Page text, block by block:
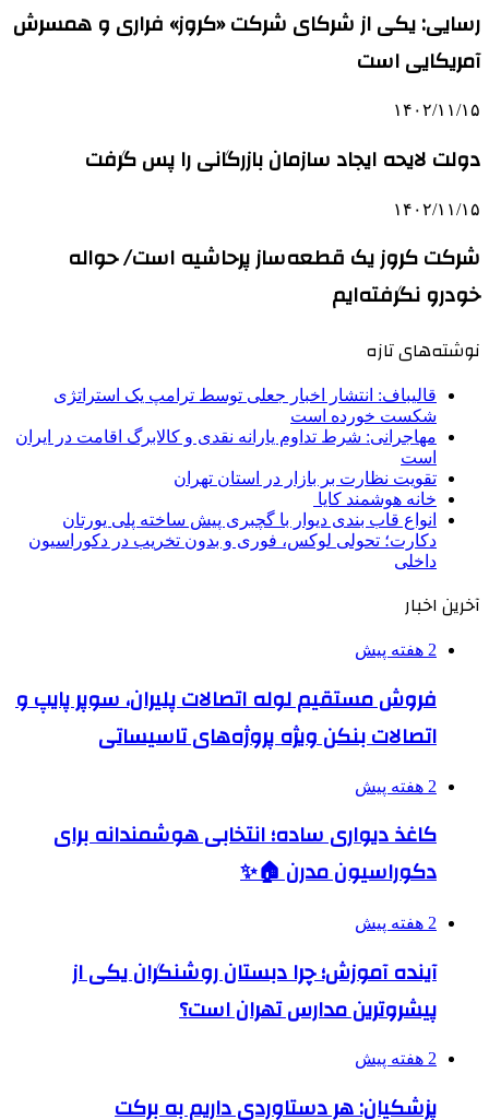
رسایی: یکی از شرکای شرکت «کروز» فراری و همسرش
آمریکایی است
۱۴۰۲/۱۱/۱۵
دولت لایحه ایجاد سازمان بازرگانی را پس گرفت
۱۴۰۲/۱۱/۱۵
شرکت کروز یک قطعه‌ساز پرحاشیه است/ حواله
خودرو نگرفته‌ایم
نوشته‌های تازه
قالیباف: انتشار اخبار جعلی توسط ترامپ یک استراتژی
شکست خورده است
مهاجرانی: شرط تداوم یارانه نقدی و کالابرگ اقامت در ایران
است
تقویت نظارت بر بازار در استان تهران
خانه هوشمند کایا
انواع قاب بندی دیوار با گچبری پیش ساخته پلی یورتان
دکارت؛ تحولی لوکس، فوری و بدون تخریب در دکوراسیون
داخلی
آخرین اخبار
2 هفته پیش
فروش مستقیم لوله اتصالات پلیران، سوپر پایپ و
اتصالات بنکن ویژه پروژه‌های تاسیساتی
2 هفته پیش
کاغذ دیواری ساده؛ انتخابی هوشمندانه برای
دکوراسیون مدرن 🏠✨
2 هفته پیش
آینده آموزش؛ چرا دبستان روشنگران یکی از
پیشروترین مدارس تهران است؟
2 هفته پیش
پزشکیان: هر دستاوردی داریم به برکت